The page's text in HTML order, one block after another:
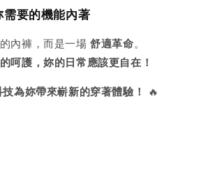
要的機能內著
內褲，而是一場舒適革命。
呵護，妳的日常應該更自在！
為妳帶來嶄新的穿著體驗！ 🔥